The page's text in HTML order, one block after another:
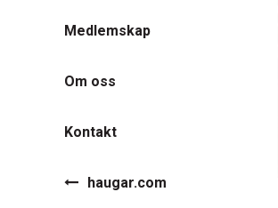
Medlemskap
Om oss
Kontakt
haugar.com